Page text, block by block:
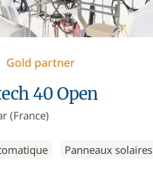
40 Open
(France)
Panneaux solaires
Gold partner